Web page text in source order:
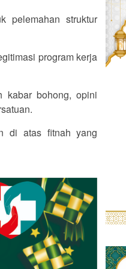
pelemahan struktur
program kerja
kabar bohong, opini
di atas fitnah yang